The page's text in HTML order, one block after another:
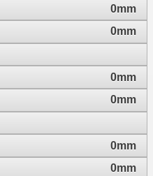
0mm
0mm
0mm
0mm
0mm
0mm